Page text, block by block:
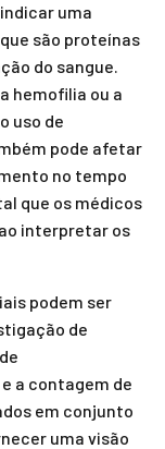
uma
são proteínas
do sangue.
hemofilia ou a
uso de
pode afetar
no tempo
que os médicos
interpretar os
podem ser
de
a contagem de
em conjunto
uma visão